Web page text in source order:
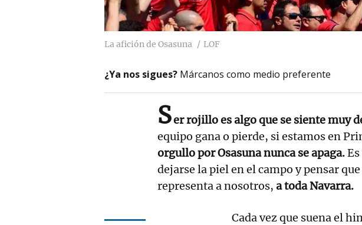
La afición de Osasuna LOF
¿Ya nos sigues? Márcanos como medio preferente
Ser rojillo es algo que se siente muy
equipo gana o pierde, si estamos en
orgullo por Osasuna nunca se apaga.
dejarse la piel en el campo y pensar
representa a nosotros, a toda Navarra.
Cada vez que suena el